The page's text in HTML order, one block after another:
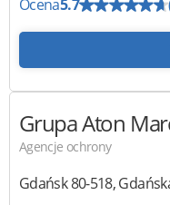
Ocena5.7
Grupa Aton
Agencje ochrony
Gdańsk80-518,